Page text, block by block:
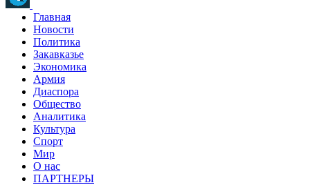
Главная
Новости
Политика
Закавказье
Экономика
Армия
Диаспора
Общество
Аналитика
Культура
Спорт
Мир
О нас
ПАРТНЕРЫ